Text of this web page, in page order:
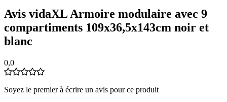
Avis vidaXL Armoire modulaire avec 9
compartiments 109x36,5x143cm noir et
blanc
0,0
Soyez le premier à écrire un avis pour ce produit